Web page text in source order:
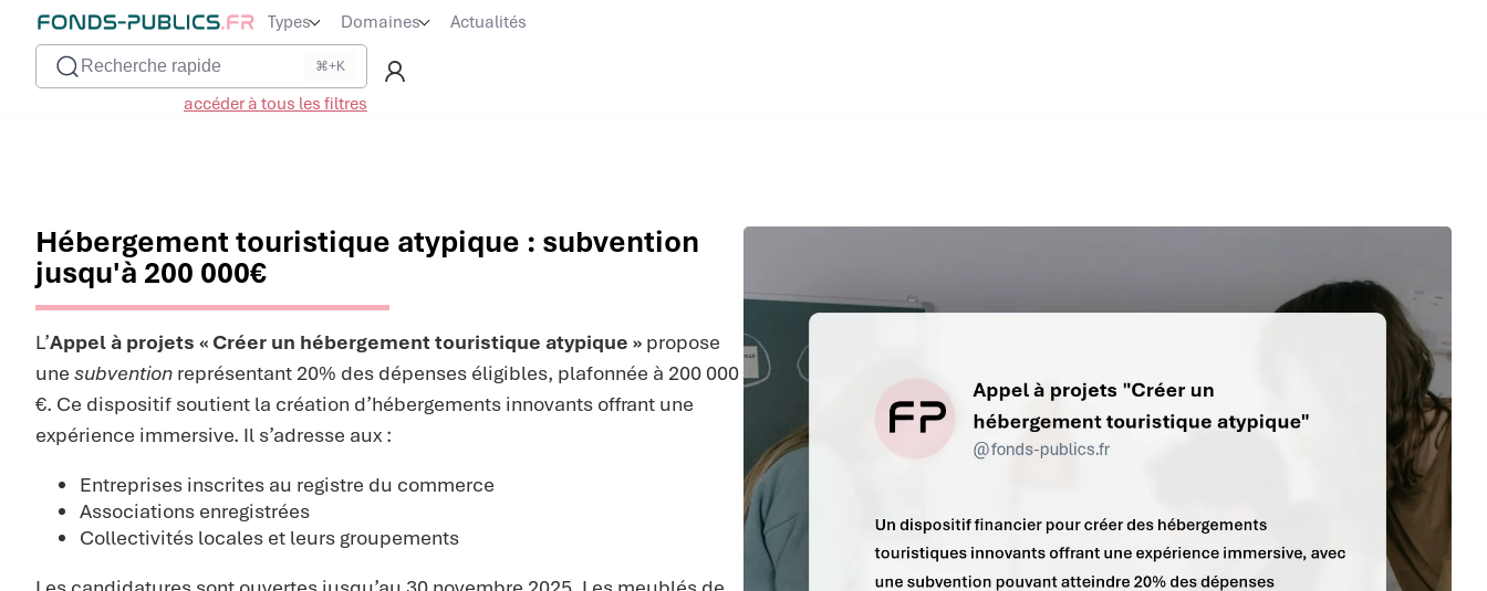
Types Domaines Actualités
Recherche rapide ⌘+K
accéder à tous les filtres
Hébergement touristique atypique : subvention
jusqu'à 200 000€
L’Appel à projets « Créer un hébergement touristique atypique » propose
une subvention représentant 20% des dépenses éligibles, plafonnée à 200 000
€. Ce dispositif soutient la création d’hébergements innovants offrant une
expérience immersive. Il s’adresse aux :
Entreprises inscrites au registre du commerce
Associations enregistrées
Collectivités locales et leurs groupements